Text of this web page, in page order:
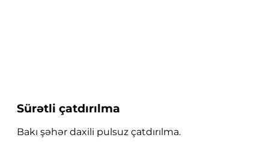
Sürətli çatdırılma
Bakı şəhər daxili pulsuz çatdırılma.